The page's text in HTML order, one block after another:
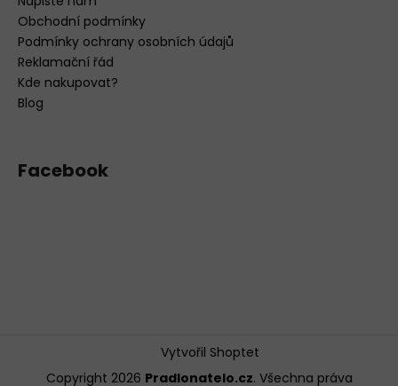
Obchodní podmínky
Podmínky ochrany osobních údajů
Reklamační řád
Kde nakupovat?
Blog
Facebook
Vytvořil Shoptet
Copyright 2026 Pradlonatelo.cz. Všechna práva